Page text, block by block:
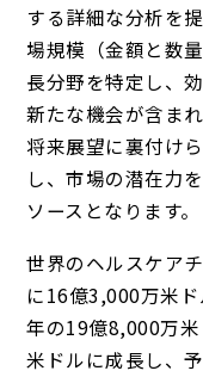
する詳細な分析を
場規模（金額と数
長分野を特定し、
新たな機会が含ま
将来展望に裏付け
し、市場の潜在力
ソースとなります。
世界のヘルスケア
に16億3,000万米
年の19億8,000万
米ドルに成長し、